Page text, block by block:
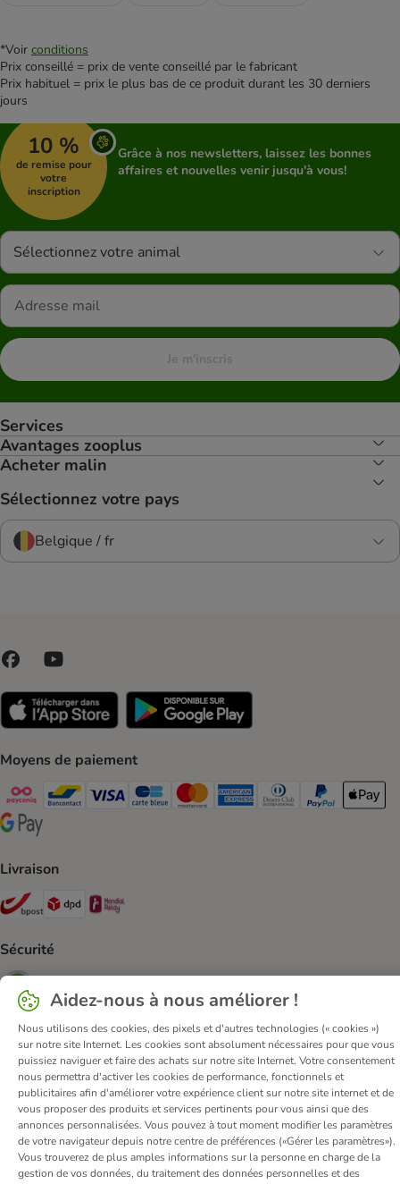
*Voir conditions
Prix conseillé = prix de vente conseillé par le fabricant
Prix habituel = prix le plus bas de ce produit durant les 30 derniers
jours
10 %
de remise pour
votre
inscription
Grâce à nos newsletters, laissez les bonnes
affaires et nouvelles venir jusqu'à vous!
Sélectionnez votre animal
Je m'inscris
Services
Avantages zooplus
Acheter malin
Sélectionnez votre pays
Belgique / fr
Moyens de paiement
Payconiq Payment Method
bancontact Payment Method
Visa Payment Method
carte bleue Payment Method
Master card Payment Method
American express Payment
Diners club Payment
Paypal Payment
Apple
Google Pay Payment Method
Livraison
Bpost Shipping Method
DPD Shipping Method
Sécurité
Security
Qui sommes-nous ? Emplois
Corporate website
Mentions légales
Conditions Générales de Vente
DSA
Renoncer au contrat ici
Élimination des déchets
Contact
Frais et délai de livraison
Confidentialité
Moyens de paiement
Virement bancaire
Déclaration d'accessibilité
Aidez-nous à nous améliorer !
Nous utilisons des cookies, des pixels et d'autres technologies (« cookies »)
sur notre site Internet. Les cookies sont absolument nécessaires pour que vous
puissiez naviguer et faire des achats sur notre site Internet. Votre consentement
nous permettra d'activer les cookies de performance, fonctionnels et
publicitaires afin d'améliorer votre expérience client sur notre site internet et de
vous proposer des produits et services pertinents pour vous ainsi que des
annonces personnalisées. Vous pouvez à tout moment modifier les paramètres
de votre navigateur depuis notre centre de préférences («Gérer les paramètres»).
Vous trouverez de plus amples informations sur la personne en charge de la
gestion de vos données, du traitement des données personnelles et des